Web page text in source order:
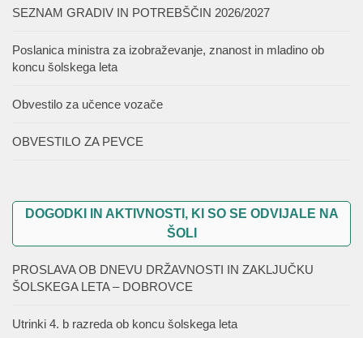
SEZNAM GRADIV IN POTREBŠČIN 2026/2027
Poslanica ministra za izobraževanje, znanost in mladino ob
koncu šolskega leta
Obvestilo za učence vozače
OBVESTILO ZA PEVCE
DOGODKI IN AKTIVNOSTI, KI SO SE ODVIJALE NA
ŠOLI
PROSLAVA OB DNEVU DRŽAVNOSTI IN ZAKLJUČKU
ŠOLSKEGA LETA – DOBROVCE
Utrinki 4. b razreda ob koncu šolskega leta